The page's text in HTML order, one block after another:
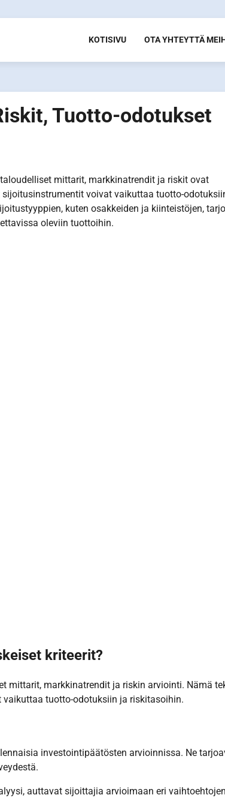
KOTISIVU OTA YHTEYTTÄ
Tuotto-odotukset
mittarit, markkinatrendit ja riskit ovat
voivat vaikuttaa tuotto-
kuten osakkeiden ja kiinteistöjen,
oleviin tuottoihin.
kriteerit?
mittarit, markkinatrendit ja riskin arviointi. Nämä
tuotto-odotuksiin ja riskitasoihin.
investointipäätösten arvioinnissa. Ne
auttavat sijoittajia arvioimaan eri